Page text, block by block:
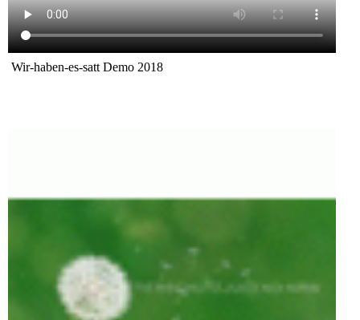
Wir-haben-es-satt Demo 2018